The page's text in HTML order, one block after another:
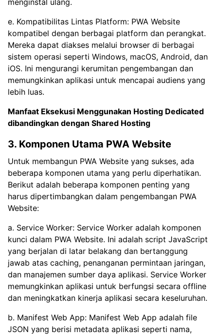
menginstal ulang.
e. Kompatibilitas Lintas Platform: PWA Website
kompatibel dengan berbagai platform dan perangkat.
Mereka dapat diakses melalui browser di berbagai
sistem operasi seperti Windows, macOS, Android, dan
iOS. Ini mengurangi kerumitan pengembangan dan
memungkinkan aplikasi untuk mencapai audiens yang
lebih luas.
Manfaat Eksekusi Menggunakan Hosting Dedicated
dibandingkan dengan Shared Hosting
3. Komponen Utama PWA Website
Untuk membangun PWA Website yang sukses, ada
beberapa komponen utama yang perlu diperhatikan.
Berikut adalah beberapa komponen penting yang
harus dipertimbangkan dalam pengembangan PWA
Website:
a. Service Worker: Service Worker adalah komponen
kunci dalam PWA Website. Ini adalah script JavaScript
yang berjalan di latar belakang dan bertanggung
jawab atas caching, penanganan permintaan jaringan,
dan manajemen sumber daya aplikasi. Service Worker
memungkinkan aplikasi untuk berfungsi secara offline
dan meningkatkan kinerja aplikasi secara keseluruhan.
b. Manifest Web App: Manifest Web App adalah file
JSON yang berisi metadata aplikasi seperti nama,